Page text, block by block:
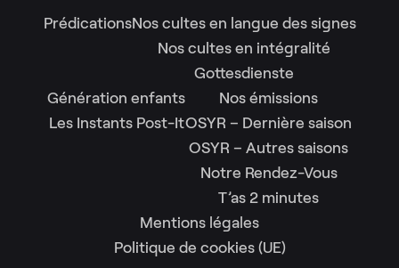
PrédicationsNos cultes en langue des signes
Nos cultes en intégralité
Gottesdienste
Génération enfants
Les Instants Post-It
Nos émissions
OSYR – Dernière saison
OSYR – Autres saisons
Notre Rendez-Vous
T’as 2 minutes
Mentions légales
Politique de cookies (UE)